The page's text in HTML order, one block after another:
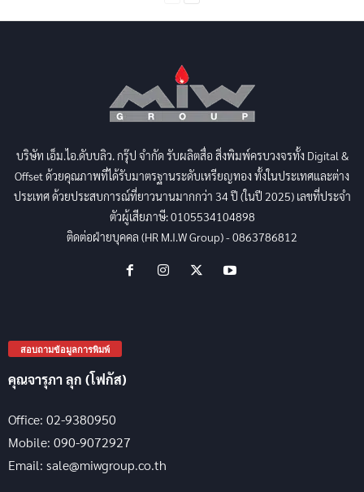
บริษัท เอ็ม.ไอ.ดับบลิว. กรุ๊ป จำกัด รับผลิตสื่อ สิ่งพิมพ์ครบวงจรทั้ง Digital &
Offset ด้วยคุณภาพที่ได้รับมาตรฐานระดับเหรียญทอง ทั้งในประเทศและต่าง
ประเทศ ด้วยประสบการณ์ที่ยาวนานมากกว่า 34 ปี (ในปี 2025) เลขที่ประจำ
ตัวผู้เสียภาษี: 0105534104898
ติดต่อฝ่ายบุคคล (HR M.I.W Group) - 0863786812
สอบถามข้อมูลการพิมพ์
คุณจารุภา ลุก (โฟกัส)
Office: 02-9380950
Mobile: 090-9072927
Email: sale@miwgroup.co.th